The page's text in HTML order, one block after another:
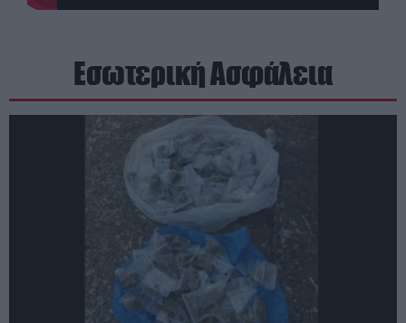
Εσωτερική Ασφάλεια